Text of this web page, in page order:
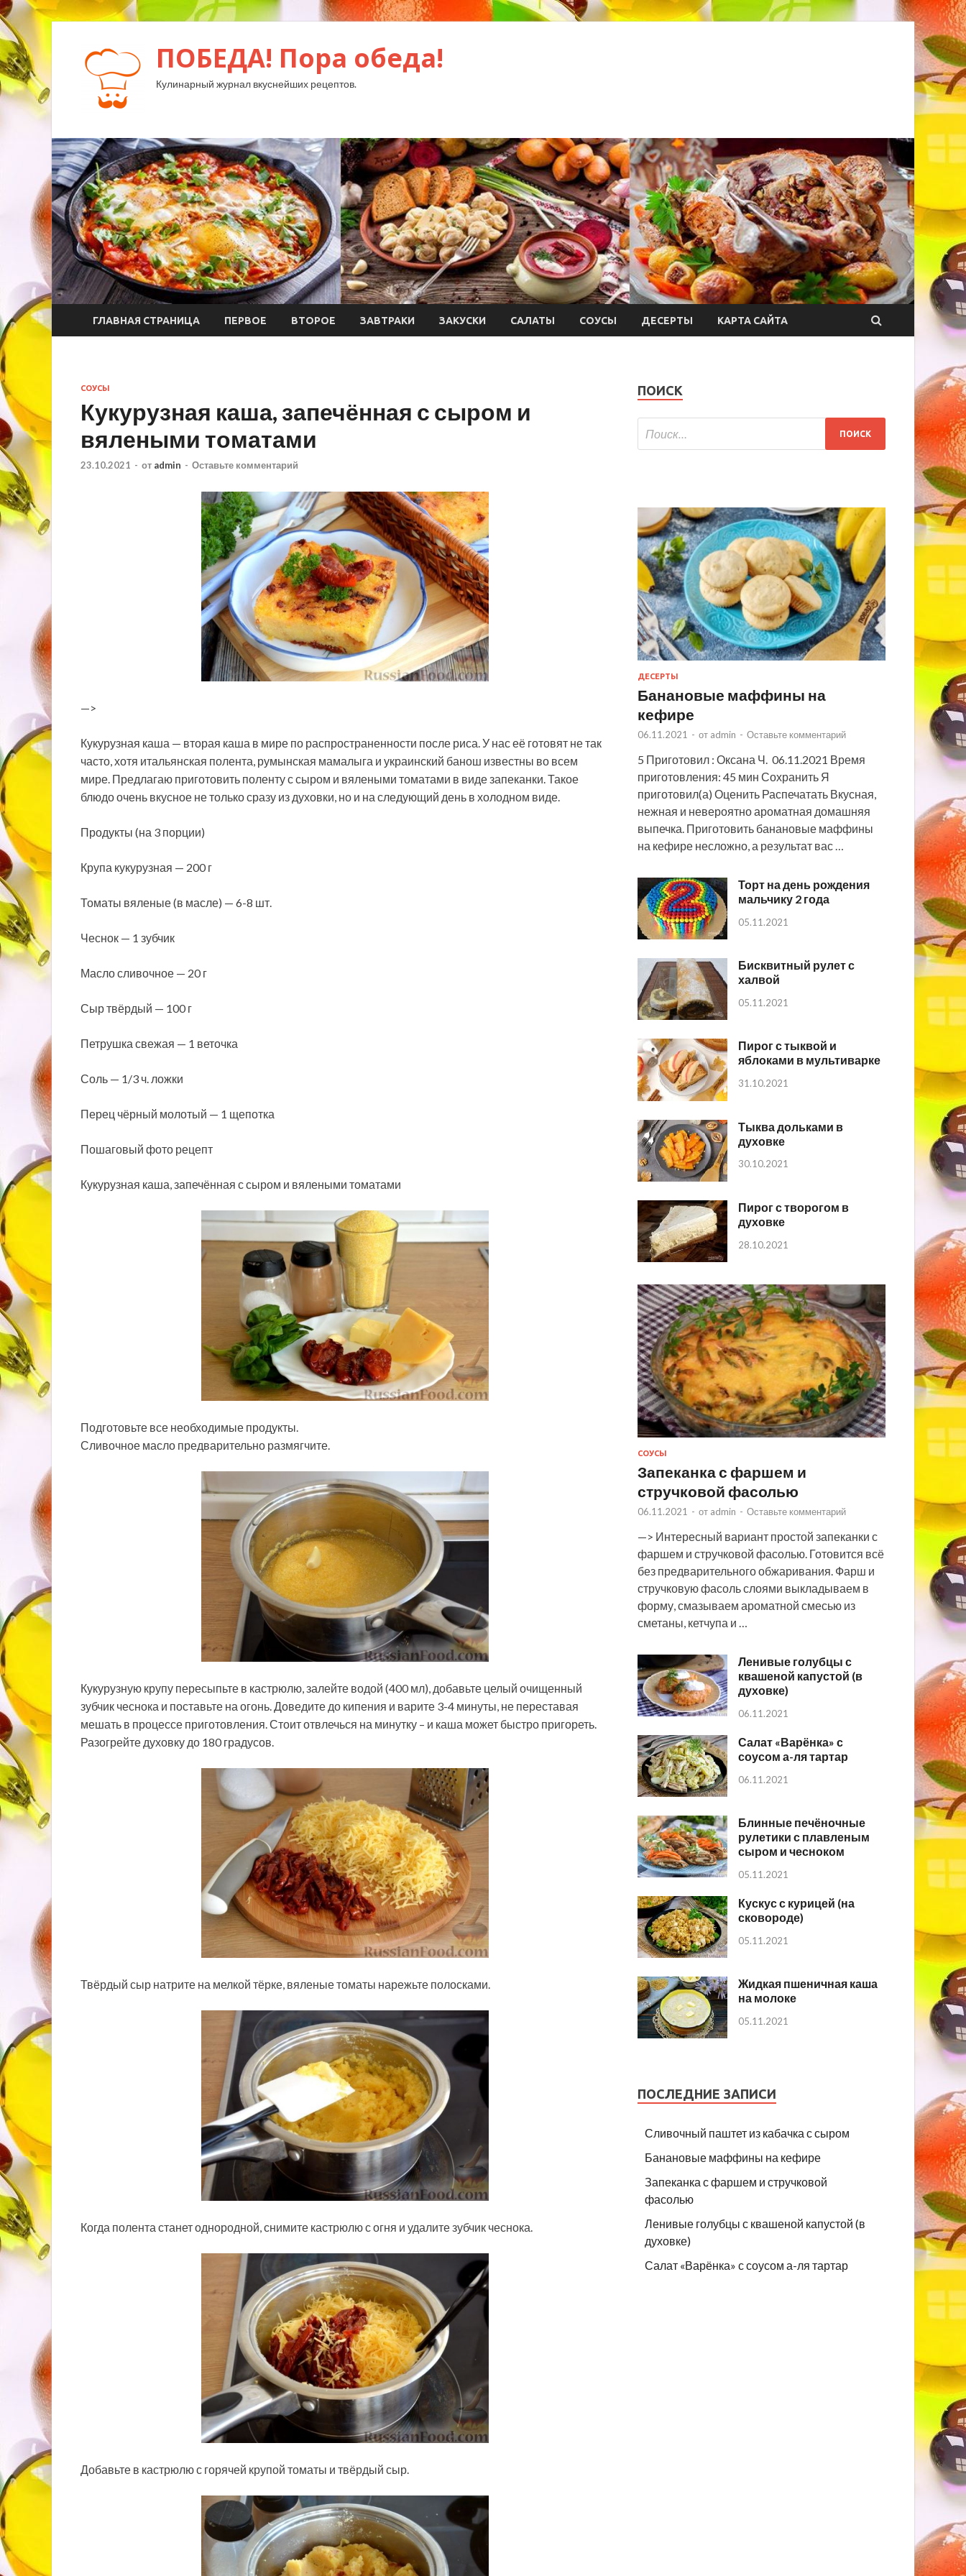
ПОБЕДА! Пора обеда!
Кулинарный журнал вкуснейших рецептов.
ГЛАВНАЯ СТРАНИЦА ПЕРВОЕ ВТОРОЕ ЗАВТРАКИ ЗАКУСКИ САЛАТЫ СОУСЫ ДЕСЕРТЫ КАРТА САЙТА
СОУСЫ
Кукурузная каша, запечённая с сыром и
вялеными томатами
23.10.2021 - от admin - Оставьте комментарий
—>
Кукурузная каша — вторая каша в мире по распространенности после риса. У нас её готовят не так
часто, хотя итальянская полента, румынская мамалыга и украинский банош известны во всем
мире. Предлагаю приготовить поленту с сыром и вялеными томатами в виде запеканки. Такое
блюдо очень вкусное не только сразу из духовки, но и на следующий день в холодном виде.
Продукты (на 3 порции)
Крупа кукурузная — 200 г
Томаты вяленые (в масле) — 6-8 шт.
Чеснок — 1 зубчик
Масло сливочное — 20 г
Сыр твёрдый — 100 г
Петрушка свежая — 1 веточка
Соль — 1/3 ч. ложки
Перец чёрный молотый — 1 щепотка
Пошаговый фото рецепт
Кукурузная каша, запечённая с сыром и вялеными томатами
Подготовьте все необходимые продукты.
Сливочное масло предварительно размягчите.
Кукурузную крупу пересыпьте в кастрюлю, залейте водой (400 мл), добавьте целый очищенный
зубчик чеснока и поставьте на огонь. Доведите до кипения и варите 3-4 минуты, не переставая
мешать в процессе приготовления. Стоит отвлечься на минутку – и каша может быстро пригореть.
Разогрейте духовку до 180 градусов.
Твёрдый сыр натрите на мелкой тёрке, вяленые томаты нарежьте полосками.
Когда полента станет однородной, снимите кастрюлю с огня и удалите зубчик чеснока.
Добавьте в кастрюлю с горячей крупой томаты и твёрдый сыр.
ПОИСК
ДЕСЕРТЫ
Банановые маффины на
кефире
06.11.2021 - от admin - Оставьте комментарий
5 Приготовил : Оксана Ч. 06.11.2021 Время
приготовления: 45 мин Сохранить Я
приготовил(а) Оценить Распечатать Вкусная,
нежная и невероятно ароматная домашняя
выпечка. Приготовить банановые маффины
на кефире несложно, а результат вас …
Торт на день рождения
мальчику 2 года
05.11.2021
Бисквитный рулет с
халвой
05.11.2021
Пирог с тыквой и
яблоками в мультиварке
31.10.2021
Тыква дольками в
духовке
30.10.2021
Пирог с творогом в
духовке
28.10.2021
СОУСЫ
Запеканка с фаршем и
стручковой фасолью
06.11.2021 - от admin - Оставьте комментарий
—> Интересный вариант простой запеканки с
фаршем и стручковой фасолью. Готовится всё
без предварительного обжаривания. Фарш и
стручковую фасоль слоями выкладываем в
форму, смазываем ароматной смесью из
сметаны, кетчупа и …
Ленивые голубцы с
квашеной капустой (в
духовке)
06.11.2021
Салат «Варёнка» с
соусом а-ля тартар
06.11.2021
Блинные печёночные
рулетики с плавленым
сыром и чесноком
05.11.2021
Кускус с курицей (на
сковороде)
05.11.2021
Жидкая пшеничная каша
на молоке
05.11.2021
ПОСЛЕДНИЕ ЗАПИСИ
Сливочный паштет из кабачка с сыром
Банановые маффины на кефире
Запеканка с фаршем и стручковой
фасолью
Ленивые голубцы с квашеной капустой (в
духовке)
Салат «Варёнка» с соусом а-ля тартар